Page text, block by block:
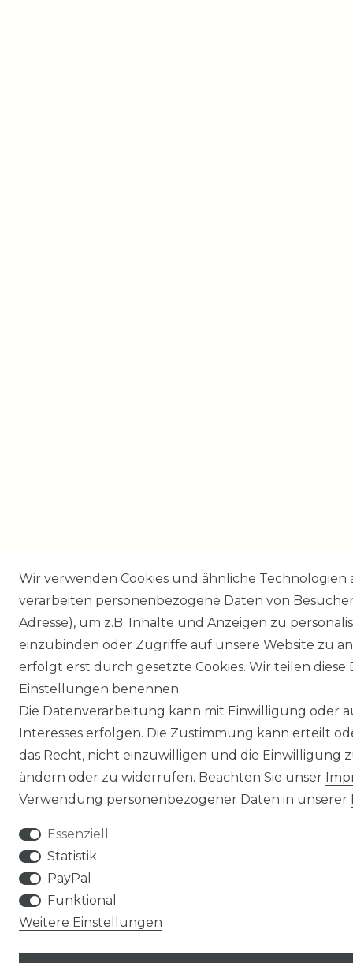
Wir verwenden Cookies und ähnliche
verarbeiten personenbezogene Daten von
Adresse), um z.B. Inhalte und Anzeigen zu
einzubinden oder Zugriffe auf unsere Website zu
erfolgt erst durch gesetzte Cookies. Wir teilen
Einstellungen benennen.
Die Datenverarbeitung kann mit Einwilligung oder
Interesses erfolgen. Die Zustimmung kann erteilt
das Recht, nicht einzuwilligen und die Einwilligung
ändern oder zu widerrufen. Beachten Sie unser
Verwendung personenbezogener Daten in unserer
Essenziell
Statistik
PayPal
Funktional
Weitere Einstellungen